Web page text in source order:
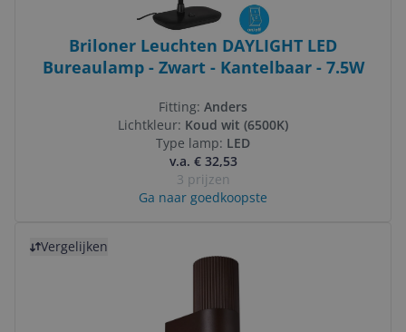
Briloner Leuchten DAYLIGHT LED
Bureaulamp - Zwart - Kantelbaar - 7.5W
Fitting: Anders
Lichtkleur: Koud wit (6500K)
Type lamp: LED
v.a. € 32,53
3 prijzen
Ga naar goedkoopste
Vergelijken